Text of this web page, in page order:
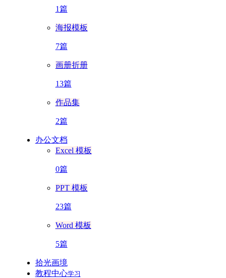
1篇
海报模板
7篇
画册折册
13篇
作品集
2篇
办公文档
Excel 模板
0篇
PPT 模板
23篇
Word 模板
5篇
拾光画境
教程中心学习